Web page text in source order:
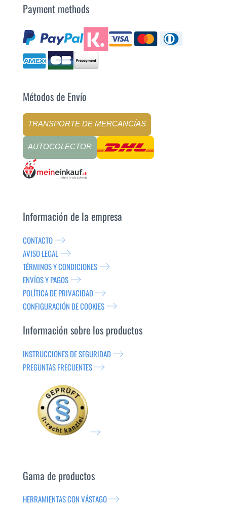
Payment methods
Métodos de Envío
TRANSPORTE DE MERCANCÍAS
AUTOCOLECTOR
Información de la empresa
CONTACTO
AVISO LEGAL
TÉRMINOS Y CONDICIONES
ENVÍOS Y PAGOS
POLÍTICA DE PRIVACIDAD
CONFIGURACIÓN DE COOKIES
Información sobre los productos
INSTRUCCIONES DE SEGURIDAD
PREGUNTAS FRECUENTES
Gama de productos
HERRAMIENTAS CON VÁSTAGO